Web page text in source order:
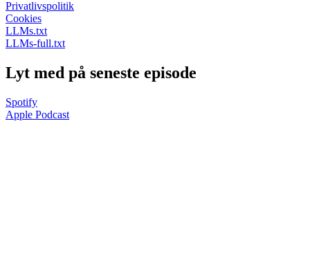
Privatlivspolitik
Cookies
LLMs.txt
LLMs-full.txt
Lyt med på seneste episode
Spotify
Apple Podcast